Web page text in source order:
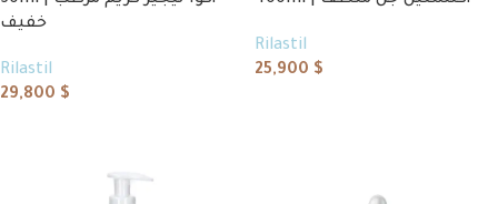
خفيف
Rilastil
29,800 $
Rilastil
25,900 $